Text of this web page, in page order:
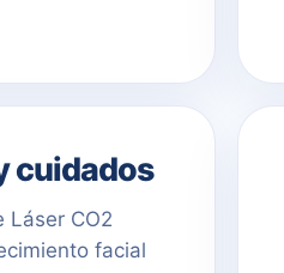
cuidados
Láser CO2
facial